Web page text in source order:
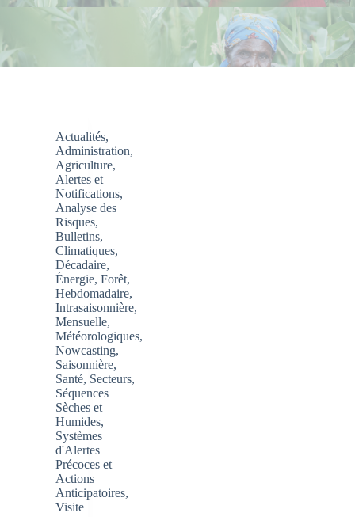
Actualités,
Administration,
Agriculture,
Alertes et
Notifications,
Analyse des
Risques,
Bulletins,
Climatiques,
Décadaire,
Énergie, Forêt,
Hebdomadaire,
Intrasaisonnière,
Mensuelle,
Météorologiques,
Nowcasting,
Saisonnière,
Santé, Secteurs,
Séquences
Sèches et
Humides,
Systèmes
d'Alertes
Précoces et
Actions
Anticipatoires,
Visite